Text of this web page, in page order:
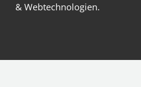
& Webtechnologien.